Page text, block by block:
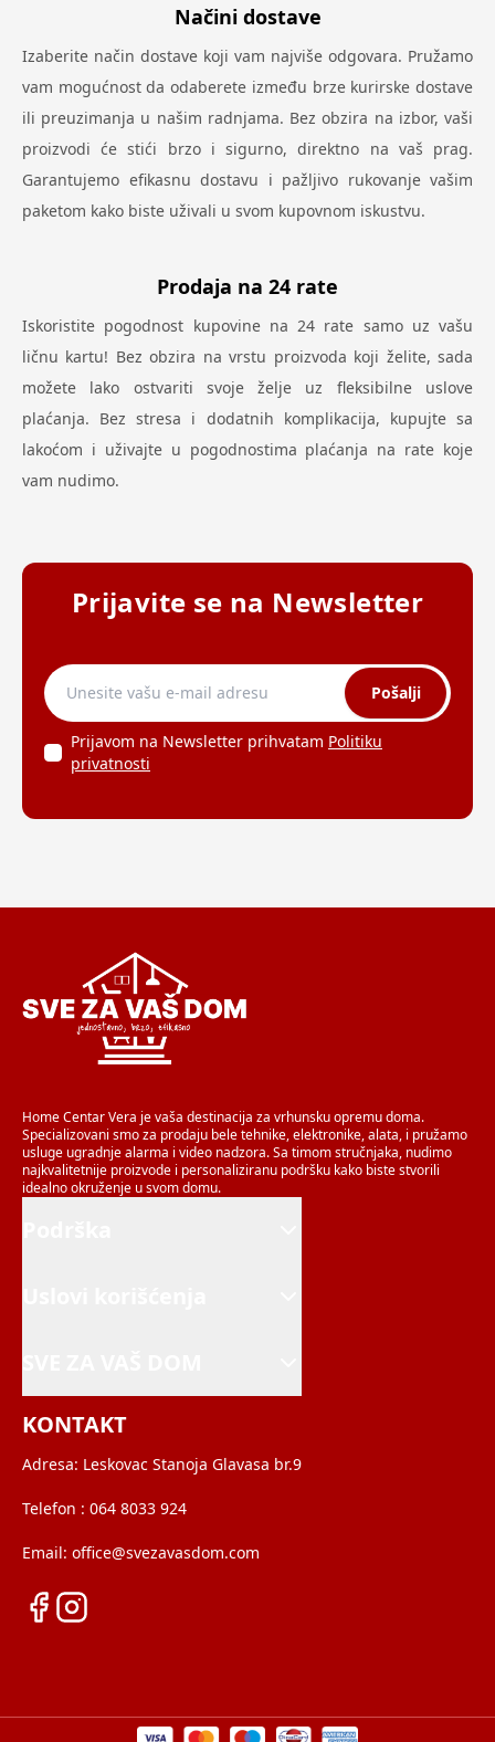
Načini dostave
Izaberite način dostave koji vam najviše odgovara. Pružamo
vam mogućnost da odaberete između brze kurirske dostave
ili preuzimanja u našim radnjama. Bez obzira na izbor, vaši
proizvodi će stići brzo i sigurno, direktno na vaš prag.
Garantujemo efikasnu dostavu i pažljivo rukovanje vašim
paketom kako biste uživali u svom kupovnom iskustvu.
Prodaja na 24 rate
Iskoristite pogodnost kupovine na 24 rate samo uz vašu
ličnu kartu! Bez obzira na vrstu proizvoda koji želite, sada
možete lako ostvariti svoje želje uz fleksibilne uslove
plaćanja. Bez stresa i dodatnih komplikacija, kupujte sa
lakoćom i uživajte u pogodnostima plaćanja na rate koje
vam nudimo.
Prijavite se na Newsletter
Pošalji
Prijavom na Newsletter prihvatam Politiku
privatnosti
Home Centar Vera je vaša destinacija za vrhunsku opremu doma.
Specializovani smo za prodaju bele tehnike, elektronike, alata, i pružamo
usluge ugradnje alarma i video nadzora. Sa timom stručnjaka, nudimo
najkvalitetnije proizvode i personaliziranu podršku kako biste stvorili
idealno okruženje u svom domu.
KONTAKT
Adresa: Leskovac Stanoja Glavasa br.9
Telefon : 064 8033 924
Email: office@svezavasdom.com